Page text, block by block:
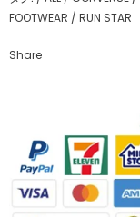
FOOTWEAR / RUN STAR
Share